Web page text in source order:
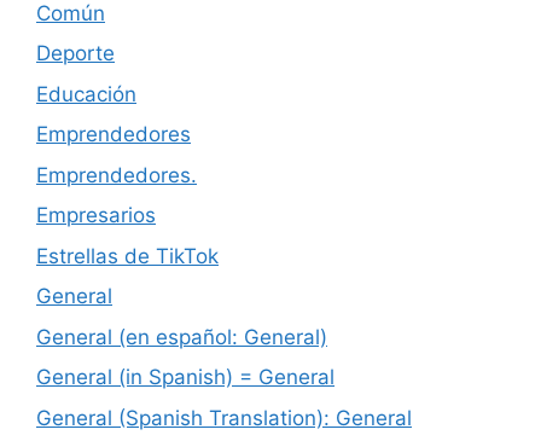
Común
Deporte
Educación
Emprendedores
Emprendedores.
Empresarios
Estrellas de TikTok
General
General (en español: General)
General (in Spanish) = General
General (Spanish Translation): General